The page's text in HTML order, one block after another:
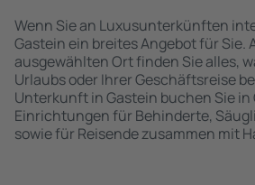
Wenn Sie an Luxusunterkünften
Gastein ein breites Angebot für Sie.
ausgewählten Ort finden Sie alles,
Urlaubs oder Ihrer Geschäftsreise
Unterkunft in Gastein buchen Sie
Einrichtungen für Behinderte,
sowie für Reisende zusammen mit